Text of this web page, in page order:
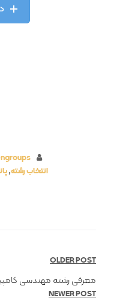
انتخاب رشته,
OLDER POST
معرفی رشته مهندسی
NEWER POST